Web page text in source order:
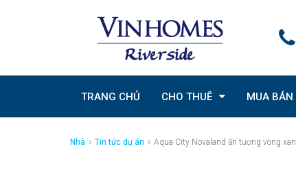
TRANG CHỦ CHO THUÊ MUA BÁN
Nhà Tin tức dự án Aqua City Novaland ấn tượng vòng